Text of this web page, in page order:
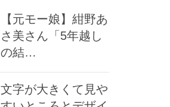
【元モー娘】紺野あ
さ美さん「5年越し
の結…
文字が大きくて見や